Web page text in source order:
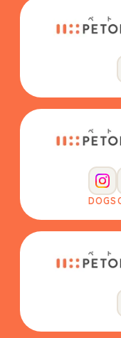
DOGS